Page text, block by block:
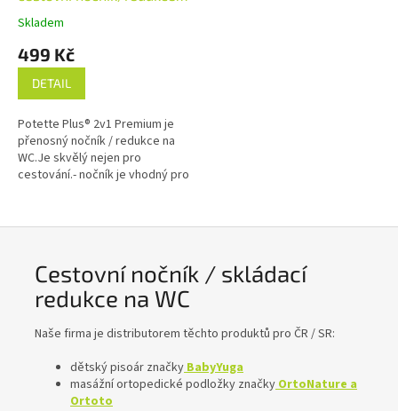
na WC Premium
Skladem
499 Kč
DETAIL
Potette Plus® 2v1 Premium je
přenosný nočník / redukce na
WC.Je skvělý nejen pro
cestování.- nočník je vhodný pro
Cestovní nočník / skládací
redukce na WC
Naše firma je distributorem těchto produktů pro ČR / SR:
dětský pisoár značky BabyYuga
masážní ortopedické podložky značky OrtoNature a
Ortoto